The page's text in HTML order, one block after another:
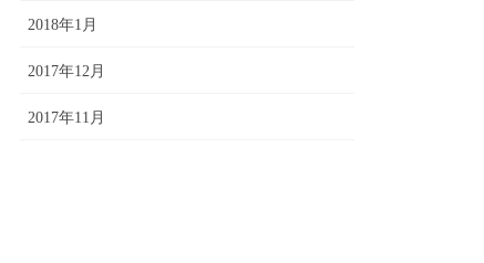
2018年1月
2017年12月
2017年11月